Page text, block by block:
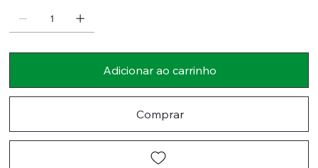
Adicionar ao carrinho
Comprar